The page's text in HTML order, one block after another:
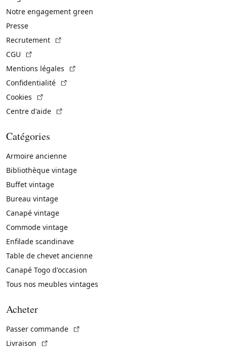
Notre engagement green
Presse
Recrutement
CGU
Mentions légales
Confidentialité
Cookies
Centre d'aide
Catégories
Armoire ancienne
Bibliothèque vintage
Buffet vintage
Bureau vintage
Canapé vintage
Commode vintage
Enfilade scandinave
Table de chevet ancienne
Canapé Togo d'occasion
Tous nos meubles vintages
Acheter
Passer commande
Livraison